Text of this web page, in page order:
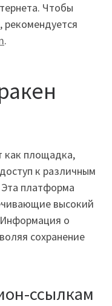
Чтобы
рекомендуется
.
как площадка,
к различным
Эта платформа
высокий
о
сохранение
ссылкам